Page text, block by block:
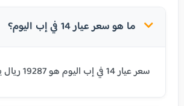
ما هو سعر عيار 14 في إب اليوم؟
سعر عيار 14 في إب اليوم هو 19287 ريال يمني. يتم تحديث الأسعار بشكل يومي بناءً على أسعار السوق العالمية.